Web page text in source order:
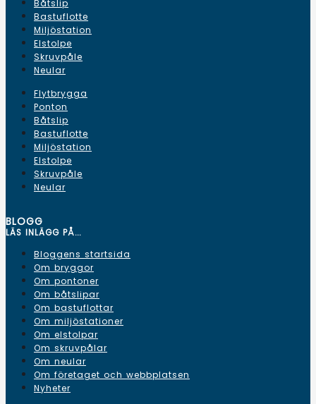
Båtslip
Bastuflotte
Miljöstation
Elstolpe
Skruvpåle
Neular
Flytbrygga
Ponton
Båtslip
Bastuflotte
Miljöstation
Elstolpe
Skruvpåle
Neular
BLOGG
LÄS INLÄGG PÅ...
Bloggens startsida
Om bryggor
Om pontoner
Om båtslipar
Om bastuflottar
Om miljöstationer
Om elstolpar
Om skruvpålar
Om neular
Om företaget och webbplatsen
Nyheter